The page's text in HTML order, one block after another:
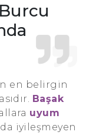
en belirgin
Başak
uyum
iyileşmeyen